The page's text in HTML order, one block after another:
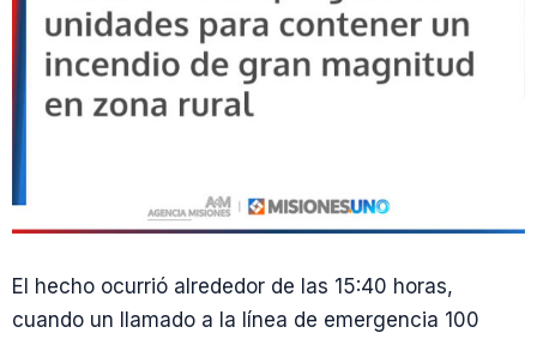
El hecho ocurrió alrededor de las 15:40 horas,
cuando un llamado a la línea de emergencia 100